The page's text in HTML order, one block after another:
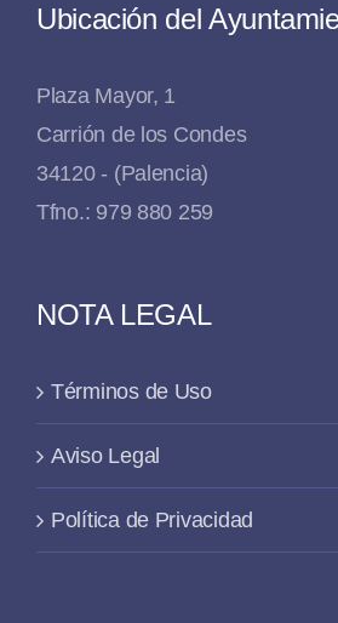
Ubicación del
Plaza Mayor, 1
Carrión de los Condes
34120 - (Palencia)
Tfno.: 979 880 259
NOTA LEGAL
Términos de Uso
Aviso Legal
Política de Privacidad